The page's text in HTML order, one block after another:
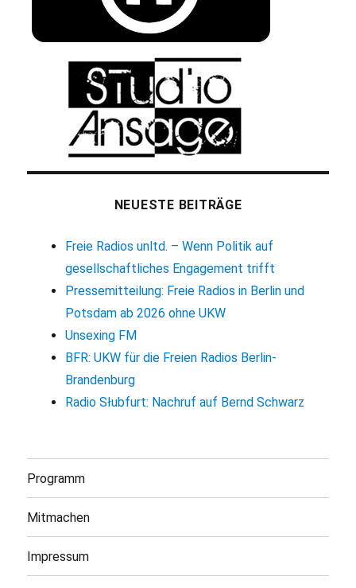
NEUESTE BEITRÄGE
Freie Radios unltd. – Wenn Politik auf
gesellschaftliches Engagement trifft
Pressemitteilung: Freie Radios in Berlin und
Potsdam ab 2026 ohne UKW
Unsexing FM
BFR: UKW für die Freien Radios Berlin-
Brandenburg
Radio Słubfurt: Nachruf auf Bernd Schwarz
Programm
Mitmachen
Impressum